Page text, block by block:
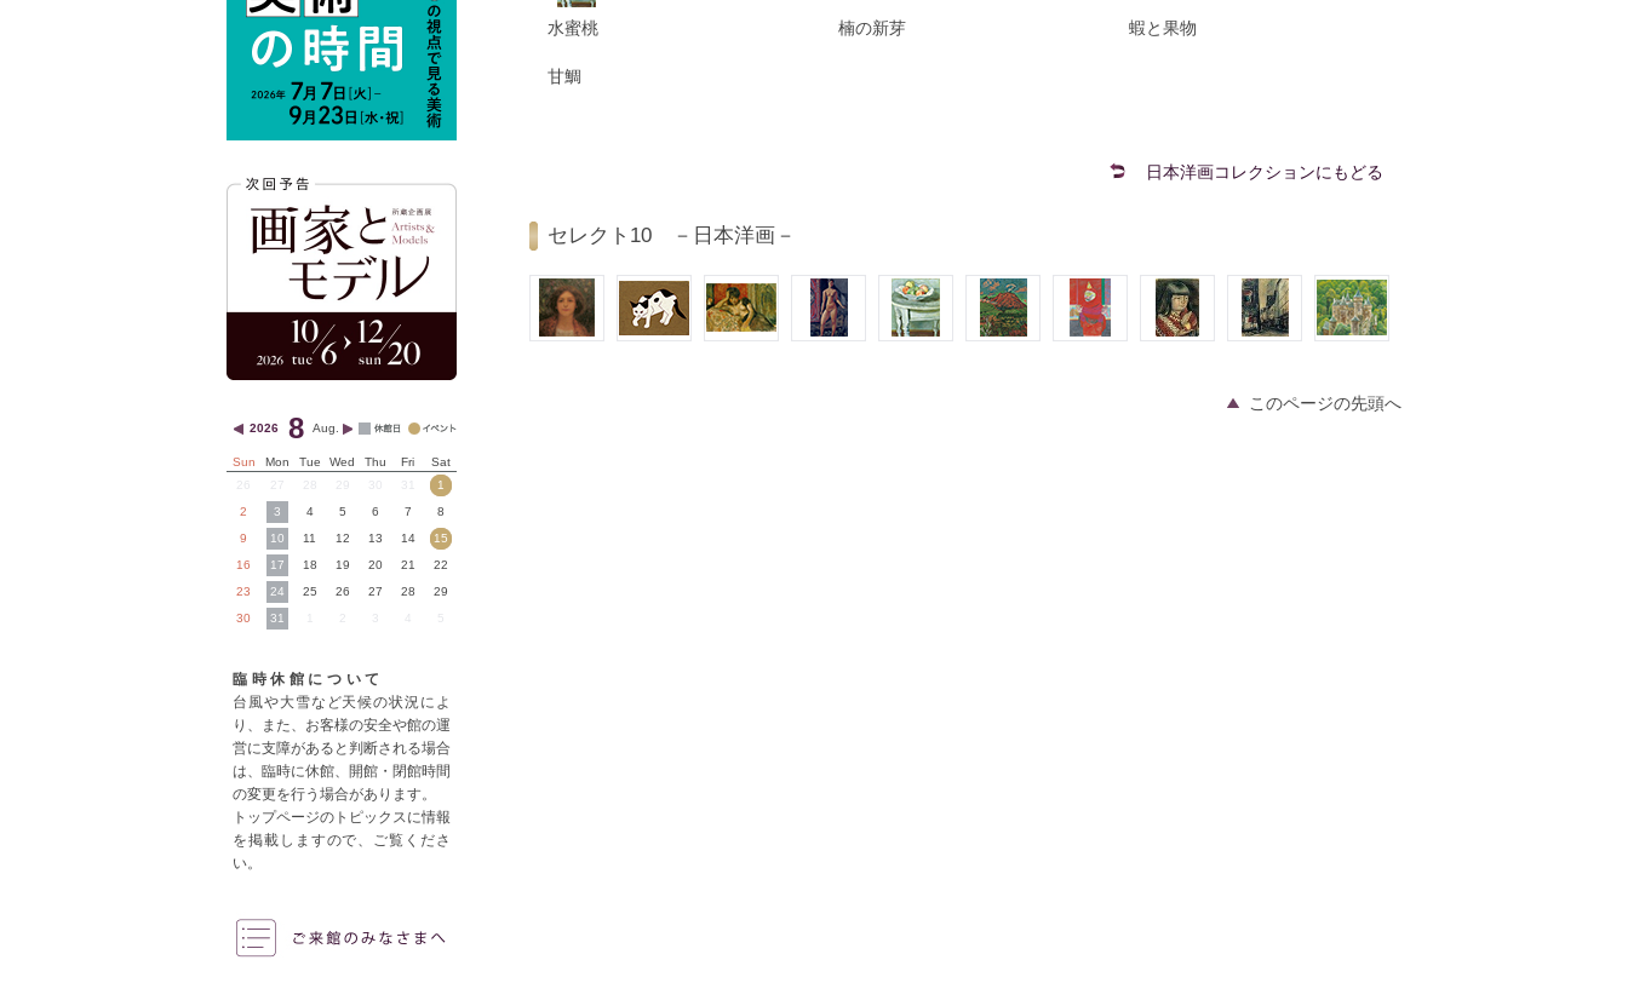
水蜜桃 楠の新芽 蝦と果物
甘鯛
日本洋画コレクションにもどる
セレクト10 －日本洋画－
このページの先頭へ
2026 8 Aug.
Sun Mon Tue Wed Thu Fri
Sat
27 29 30 31
1
2
3 4 5 6 7
8
9
10 11 12 13 14
15
16
17 18 19 20 21
22
23
24 25 26 27 28
29
30
31 3 4 5
臨時休館について
台風や大雪など天候の状況によ
り、また、お客様の安全や館の運
営に支障があると判断される場合
は、臨時に休館、開館・閉館時間
の変更を行う場合があります。
トップページのトピックスに情報
を掲載しますので、ご覧くださ
い。